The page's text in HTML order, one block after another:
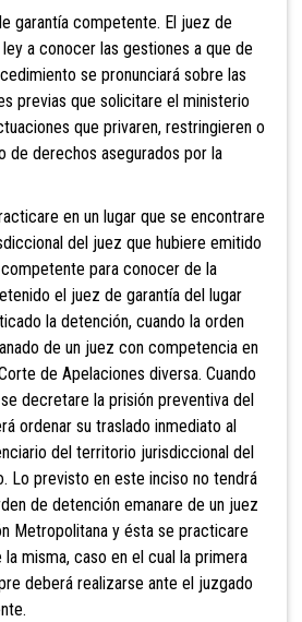
garantía competente. El juez de
a conocer las gestiones a que de
se pronunciará sobre las
previas que solicitare el ministerio
que privaren, restringieren o
de derechos asegurados por la
en un lugar que se encontrare
del juez que hubiere emitido
para conocer de la
el juez de garantía del lugar
la detención, cuando la orden
de un juez con competencia en
de Apelaciones diversa. Cuando
decretare la prisión preventiva del
ordenar su traslado inmediato al
del territorio jurisdiccional del
Lo previsto en este inciso no tendrá
de detención emanare de un juez
Metropolitana y ésta se practicare
misma, caso en el cual la primera
deberá realizarse ante el juzgado